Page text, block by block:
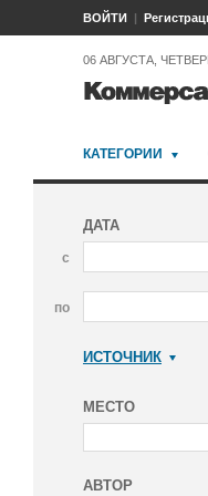
ВОЙТИ
06 АВГУСТА,
КАТЕГОРИИ
ДАТА
с
по
ИСТОЧНИК
МЕСТО
АВТОР